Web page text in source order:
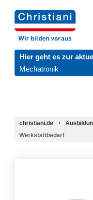
Hier geht es zur
Mechatronik
christiani.de
Werkstattbedarf